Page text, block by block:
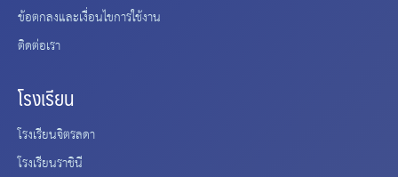
ข้อตกลงและเงื่อนไขการใช้งาน
ติดต่อเรา
โรงเรียน
โรงเรียนจิตรลดา
โรงเรียนราชินี